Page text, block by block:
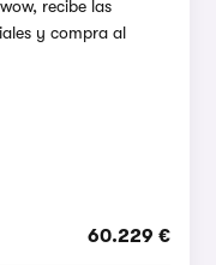
recibe las
y compra al
60.229 €